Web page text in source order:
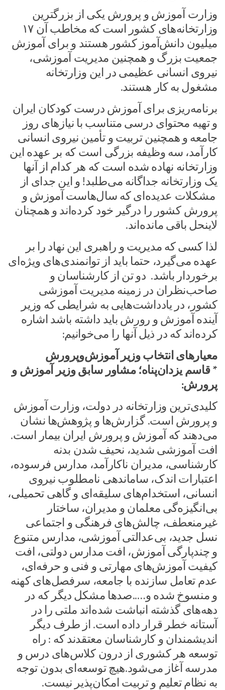
وزارت آموزش و پرورش یکی از بزرگترین
وزارتخانه‌های کشور است که مخاطب آن ۱۷
میلیون دانش‌آموز کشور هستند و برای آموزش
جمعیت بزرگ و همچنین مدیریت آموزشی،
نیروی انسانی عظیمی در این وزارتخانه
مشغول به کار هستند.
برنامه‌ریزی برای آموزش درست کودکان ایران
و تهیه محتوای درسی متناسب با نیازهای روز
جامعه و همچنین تربیت و تأمین نیروی انسانی
کارآمد، سه وظیفه بزرگی است که بر عهده این
وزارتخانه نهاده شده است که هر کدام از آنها
یک وزارتخانه جداگانه می‌طلبد! و این جدای از
مشکلات عدیده‌ای که سال‌هاست آموزش و
پرورش کشور را درگیر خود کرده‌اند و همچنان
لاینحل باقی مانده‌اند.
لذا کسی که مدیریت و راهبری این نهاد را بر
عهده می‌گیرد، حتما باید از توانمندی‌های ویژه‌ای
برخوردار باشد. دو تن از کارشناسان و
صاحب‌نظران در زمینه مدیریت آموزشی
کشور، در یادداشت‌هایی به شرایطی که وزیر
آینده آموزش و رورش باید داشته باشد اشاره
کرده‌اند که در ذیل آنها را می‌خوانیم:
معیارهای انتخاب وزیر آموزش‌و‌پرورش
* قاسم یزدان‌پناه؛ مشاور سابق وزیر آموزش و
پرورش:
کلیدی‌ترین وزارتخانه‌ در دولت، وزارت آموزش
و پرورش است. گزارش‌ها و پژوهش‌ها نشان
می‌دهند که آموزش و پرورش ایران بیمار است.
افت آموزشی شدید، نحیف شدن بدنه
کارشناسی، مدیران ناکارآمد، مدارس فرسوده،
اعتبارات اندک، ساماندهی نامطلوب نیروی
انسانی، استخدام‌‌های سلیقه‌ای و گاهی تحمیلی،
بی‌انگیزه‌گی معلمان و مدیران، ساختار
غیرمنعطف، چالش‌های فرهنگی و اجتماعی
نسل جدید، بی‌عدالتی آموزشی، مدارس متنوع
و چند‌پارگی آموزش، افت مدارس دولتی، افت
کیفیت آموزش‌های مهارتی و فنی‌ و حرفه‌ای،
عدم تعامل سازنده با جامعه، سرفصل‌های کهنه
و منسوخ شده و…..صدها مشکل دیگر که در
دهه‌های گذشته انباشت شده‌اند ملتی را در
آستانه خطر قرار داده است. از طرف دیگر
اندیشمندان و کارشناسان معتقدند که : راه
توسعه هر کشوری از درون کلاس‌های درس و
مدرسه آغاز می‌شود.هیچ توسعه‌ای‌ بدون توجه
به نظام تعلیم و تربیت امکان‌پذیر نیست.